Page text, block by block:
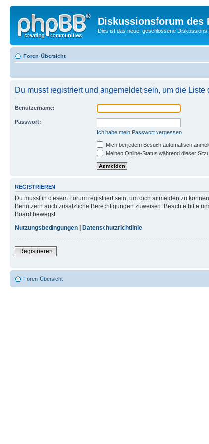
Diskussionsforum des
Dies ist das neue, geschlossene
Foren-Übersicht
Du musst registriert und angemeldet sein, um die
Benutzername:
Passwort:
Ich habe mein Passwort vergessen
Mich bei jedem Besuch automatisch
Meinen Online-Status während dieser
REGISTRIEREN
Du musst in diesem Forum registriert sein, um dich anmelden zu
Benutzern auch zusätzliche Berechtigungen zuweisen. Beachte bitte
Board bewegst.
Nutzungsbedingungen
Datenschutzrichtlinie
Registrieren
Foren-Übersicht